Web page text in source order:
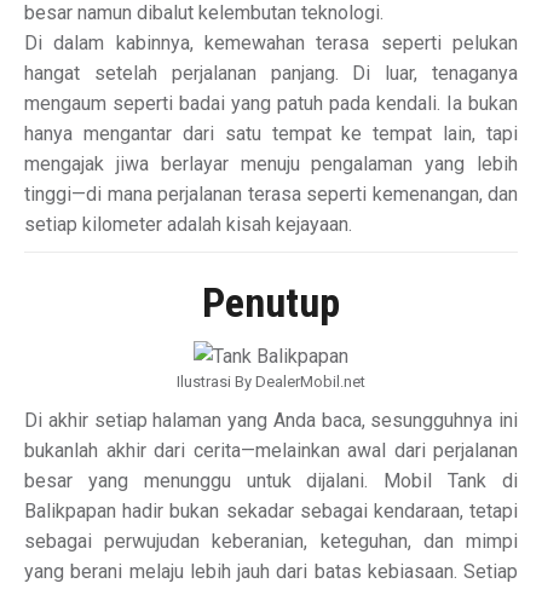
besar namun dibalut kelembutan teknologi.
Di dalam kabinnya, kemewahan terasa seperti pelukan
hangat setelah perjalanan panjang. Di luar, tenaganya
mengaum seperti badai yang patuh pada kendali. Ia bukan
hanya mengantar dari satu tempat ke tempat lain, tapi
mengajak jiwa berlayar menuju pengalaman yang lebih
tinggi—di mana perjalanan terasa seperti kemenangan, dan
setiap kilometer adalah kisah kejayaan.
Penutup
Ilustrasi By DealerMobil.net
Di akhir setiap halaman yang Anda baca, sesungguhnya ini
bukanlah akhir dari cerita—melainkan awal dari perjalanan
besar yang menunggu untuk dijalani. Mobil Tank di
Balikpapan hadir bukan sekadar sebagai kendaraan, tetapi
sebagai perwujudan keberanian, keteguhan, dan mimpi
yang berani melaju lebih jauh dari batas kebiasaan. Setiap